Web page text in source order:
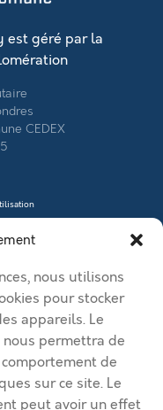
nous utilisons
pour stocker
appareils. Le
nous permettra de
de
sur ce site. Le
peut avoir un effet
est géré par la
CEDEX
droits réservés.
Béthune Bruay